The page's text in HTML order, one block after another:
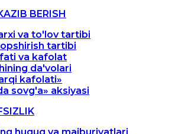
BERISH
va to'lov tartibi
tartibi
va kafolat
da'volari
kafolati»
sovg'a» aksiyasi